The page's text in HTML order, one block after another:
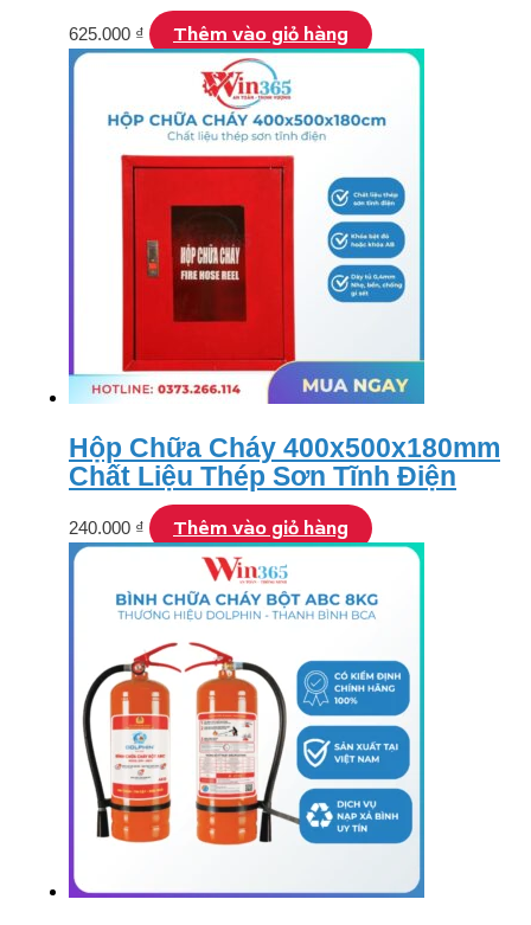
625.000 ₫ Thêm vào giỏ hàng
Hộp Chữa Cháy 400x500x180mm
Chất Liệu Thép Sơn Tĩnh Điện
240.000 ₫ Thêm vào giỏ hàng